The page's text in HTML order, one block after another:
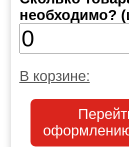
необходимо?
В корзине: